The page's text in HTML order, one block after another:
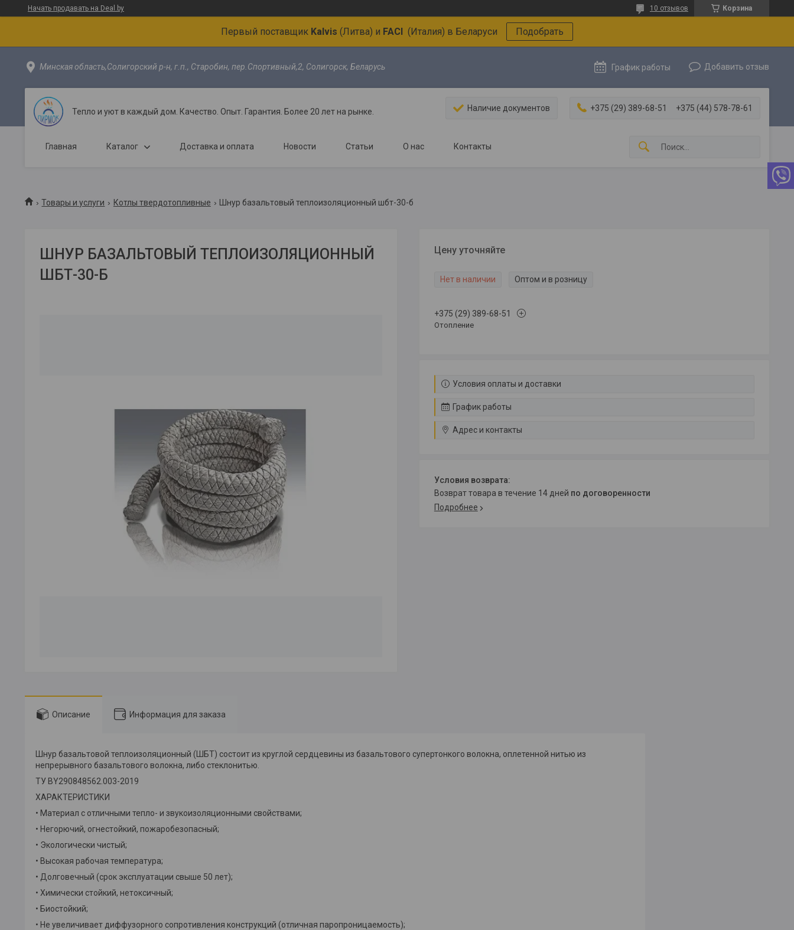
Начать продавать на Deal.by Корзина
10 отзывов
Первый поставщик Kalvis (Литва) и FACI (Италия) в Беларуси Подобрать
Минская область,Солигорский р-н, г.п., Старобин, пер.Спортивный,2, Солигорск, Беларусь График работы Добавить отзыв
Тепло и уют в каждый дом. Качество. Опыт. Гарантия. Более 20 лет на рынке. Наличие документов +375 (29) 389-68-51 +375 (44) 578-78-61
Главная Каталог Доставка и оплата Новости Статьи О нас Контакты
Товары и услуги Котлы твердотопливные Шнур базальтовый теплоизоляционный шбт-30-б
ШНУР БАЗАЛЬТОВЫЙ ТЕПЛОИЗОЛЯЦИОННЫЙ
ШБТ-30-Б
Цену уточняйте
Нет в наличии Оптом и в розницу
+375 (29) 389-68-51
Отопление
Условия оплаты и доставки
График работы
Адрес и контакты
возврат товара в течение 14 дней по договоренности
Подробнее
Описание Информация для заказа
Шнур базальтовой теплоизоляционный (ШБТ) состоит из круглой сердцевины из базальтового супертонкого волокна, оплетенной нитью из
непрерывного базальтового волокна, либо стеклонитью.
ТУ BY290848562.003-2019
ХАРАКТЕРИСТИКИ
• Материал с отличными тепло- и звукоизоляционными свойствами;
• Негорючий, огнестойкий, пожаробезопасный;
• Экологически чистый;
• Высокая рабочая температура;
• Долговечный (срок эксплуатации свыше 50 лет);
• Химически стойкий, нетоксичный;
• Биостойкий;
• Не увеличивает диффузорного сопротивления конструкций (отличная паропроницаемость);